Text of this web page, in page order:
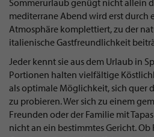
mediterrane Abend wird erst durch
Atmosphäre komplettiert, zu der
italienische Gastfreundlichkeit
Jeder kennt sie aus dem Urlaub in
Portionen halten vielfältige
als optimale Möglichkeit, sich quer
zu probieren. Wer sich zu einem
Freunden oder der Familie mit
nicht an ein bestimmtes Gericht. Ob